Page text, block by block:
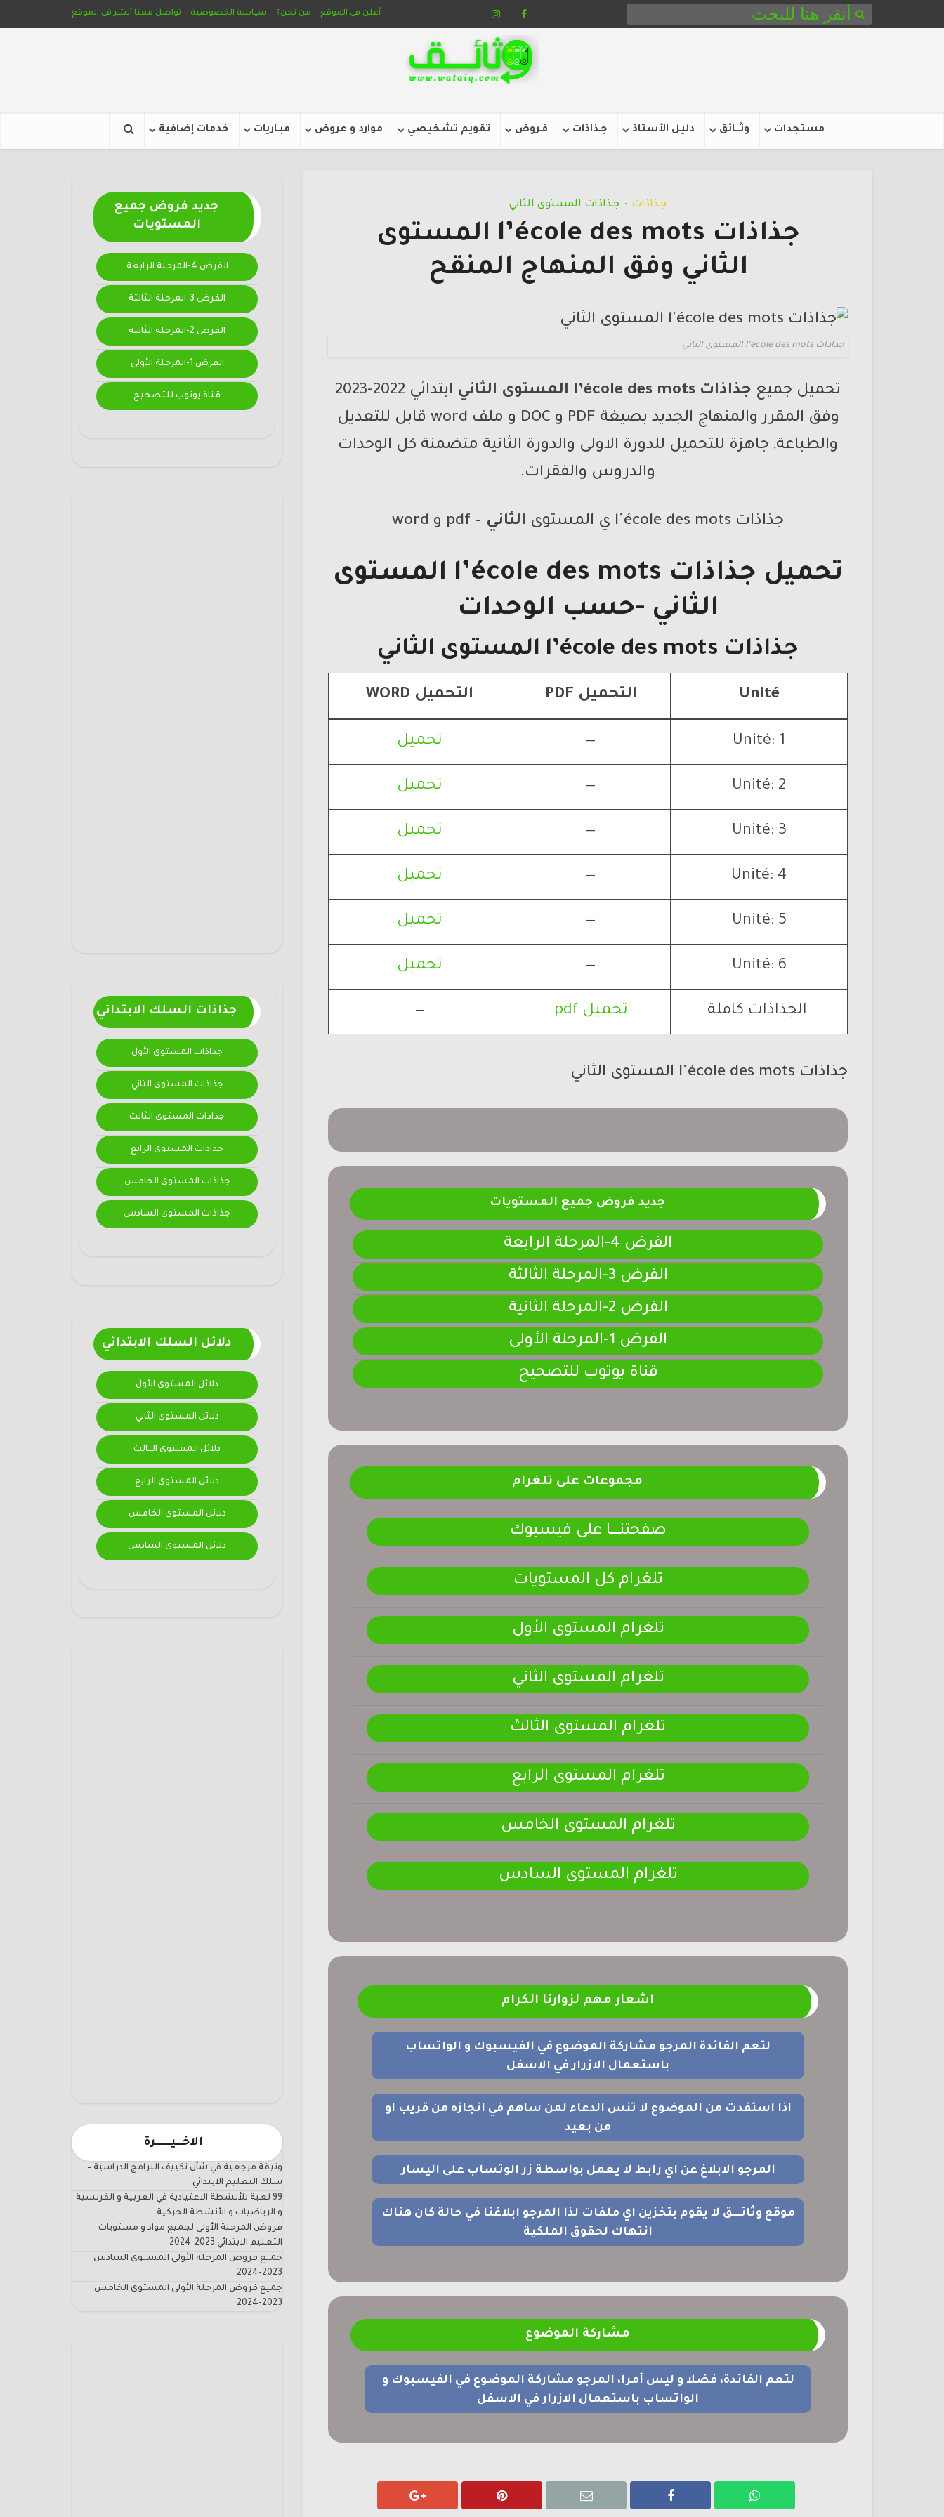
أعلن في الموقع من نحن؟ سياسة الخصوصية تواصل معنا أنشر في الموقع
مستجدات وثـــائق دليل الأستاذ جـذاذات فـروض تقويم تشخيصي موارد و عروض مبـاريات خدمات إضافية
جديد فروض جميع
المستويات
الفرض 4-المرحلة الرابعة
الفرض 3-المرحلة الثالثة
الفرض 2-المرحلة الثانية
الفرض 1-المرحلة الأولى
قناة يوتوب للتصحيح
جذاذات السلك الابتدائي
جذاذات المستوى الأول
جذاذات المستوى الثاني
جذاذات المستوى الثالث
جذاذات المستوى الرابع
جذاذات المستوى الخامس
جذاذات المستوى السادس
دلائل السلك الابتدائي
دلائل المستوى الأول
دلائل المستوى الثاني
دلائل المستوى الثالث
دلائل المستوى الرابع
دلائل المستوى الخامس
دلائل المستوى السادس
الاخـــيـــــــرة
وثيقة مرجعية في شأن تكييف البرامج الدراسية –
سلك التعليم الابتدائي
99 لعبة للأنشطة الاعتيادية في العربية و الفرنسية
و الرياضيات و الأنشطة الحركية
فروض المرحلة الأولى لجميع مواد و مستويات
التعليم الابتدائي 2023-2024
جميع فروض المرحلة الأولى المستوى السادس
2023-2024
جميع فروض المرحلة الأولى المستوى الخامس
2023-2024
جـذاذات • جـذاذات المستوى الثاني
جذاذات l’école des mots المستوى
الثاني وفق المنهاج المنقح
جذاذات l’école des mots المستوى الثاني
تحميل جميع جذاذات l’école des mots المستوى الثاني
ابتدائي 2022-2023
وفق المقرر والمنهاج الجديد بصيغة PDF و DOC و ملف word قابل للتعديل
والطباعة, جاهزة للتحميل للدورة الاولى والدورة الثانية متضمنة كل الوحدات
والدروس والفقرات.
جذاذات l’école des mots ي المستوى الثاني – pdf و word
تحميل جذاذات l’école des mots المستوى
الثاني -حسب الوحدات
جذاذات l’école des mots المستوى الثاني
Unité التحميل PDF التحميل WORD
Unité: 1
— تحميل
Unité: 2
— تحميل
Unité: 3
— تحميل
Unité: 4
— تحميل
Unité: 5
— تحميل
Unité: 6
— تحميل
الجذاذات كاملة تحميل pdf —
جذاذات l’école des mots المستوى الثاني
جديد فروض جميع المستويات
الفرض 4-المرحلة الرابعة
الفرض 3-المرحلة الثالثة
الفرض 2-المرحلة الثانية
الفرض 1-المرحلة الأولى
قناة يوتوب للتصحيح
مجموعات على تلغرام
صفحتنــــــا على فيسبوك
تلغرام كل المستويات
تلغرام المستوى الأول
تلغرام المستوى الثاني
تلغرام المستوى الثالث
تلغرام المستوى الرابع
تلغرام المستوى الخامس
تلغرام المستوى السادس
اشعار مهم لزوارنا الكرام
لتعم الفائدة المرجو مشاركة الموضوع في الفيسبوك و الواتساب
باستعمال الازرار في الاسفل
اذا استفدت من الموضوع لا تنس الدعاء لمن ساهم في انجازه من قريب او
من بعيد
المرجو الابلاغ عن اي رابط لا يعمل بواسطة زر الوتساب على اليسار
موقع وثائــــق لا يقوم بتخزين اي ملفات لذا المرجو ابلاغنا في حالة كان هناك
انتهاك لحقوق الملكية
مشاركة الموضوع
لتعم الفائدة، فضلا و ليس أمرا، المرجو مشاركة الموضوع في الفيسبوك و
الواتساب باستعمال الازرار في الاسفل